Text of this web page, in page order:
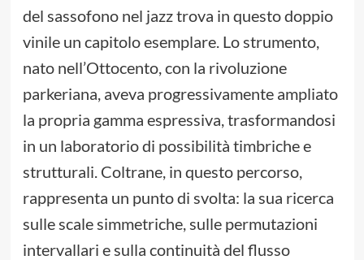
del sassofono nel jazz trova in questo doppio
vinile un capitolo esemplare. Lo strumento,
nato nell’Ottocento, con la rivoluzione
parkeriana, aveva progressivamente ampliato
la propria gamma espressiva, trasformandosi
in un laboratorio di possibilità timbriche e
strutturali. Coltrane, in questo percorso,
rappresenta un punto di svolta: la sua ricerca
sulle scale simmetriche, sulle permutazioni
intervallari e sulla continuità del flusso